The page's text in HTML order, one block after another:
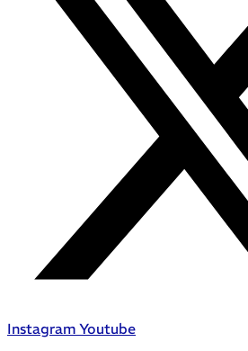
Instagram Youtube